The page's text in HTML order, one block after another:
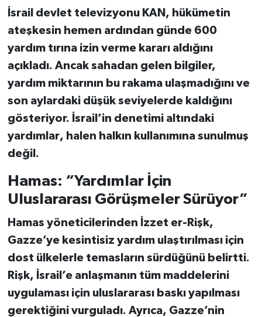
İsrail devlet televizyonu KAN, hükümetin
ateşkesin hemen ardından günde 600
yardım tırına izin verme kararıaldığını
açıkladı. Ancak sahadan gelen bilgiler,
yardım miktarının bu rakama ulaşmadığını ve
son aylardaki düşük seviyelerde kaldığını
gösteriyor. İsrail’in denetimi altındaki
yardımlar, halen halkın kullanımına sunulmuş
değil.
Hamas: “Yardımlar İçin
Uluslararası Görüşmeler Sürüyor”
Hamas yöneticilerinden İzzet er-Rişk,
Gazze’ye kesintisiz yardım ulaştırılması için
dost ülkelerle temasların sürdüğünü belirtti.
Rişk, İsrail’e anlaşmanın tüm maddelerini
uygulaması için uluslararası baskı yapılması
gerektiğinivurguladı. Ayrıca, Gazze’nin